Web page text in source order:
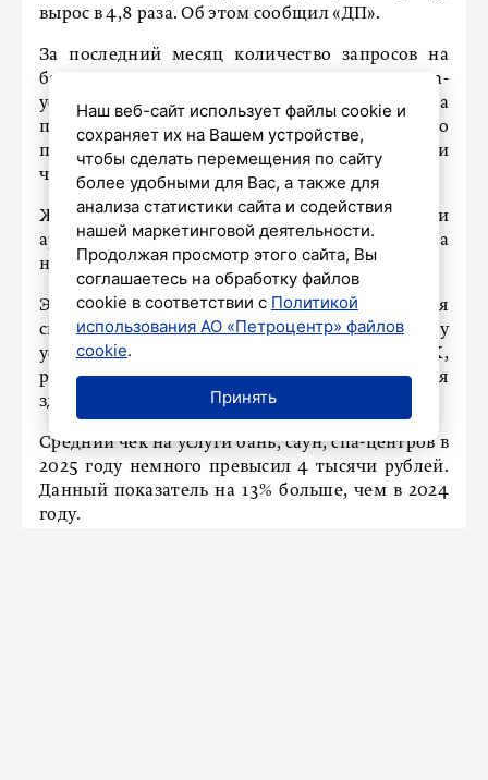
вырос в 4,8 раза. Об этом сообщил «ДП».
За последний месяц количество запросов на
банные процедуры увеличилось на 37%. На спа-
услуги показатель спроса вырос на 34%, а
предложения – на 29%. Сообщается, что
петербуржцы чаще всего пользуются банными
чанами, а также услугами парильщика.
Жители Ленинградской области стали
арендовать бани в 5,2 раза чаще за год. Спрос на
них вырос на 78%, а предложение – на 52%.
Эксперты считают, что такие изменения
связаны с увеличением трат горожан на сферу
услуг, а также благодаря популяризации ЗОЖ,
релаксации и программ восстановления
здоровья.
Средний чек на услуги бань, саун, спа-центров в
2025 году немного превысил 4 тысячи рублей.
Данный показатель на 13% больше, чем в 2024
году.
Наш веб-сайт использует файлы cookie и
сохраняет их на Вашем устройстве,
чтобы сделать перемещения по сайту
более удобными для Вас, а также для
анализа статистики сайта и содействия
нашей маркетинговой деятельности.
Продолжая просмотр этого сайта, Вы
соглашаетесь на обработку файлов
cookie в соответствии с Политикой
использования АО «Петроцентр» файлов
cookie.
Принять